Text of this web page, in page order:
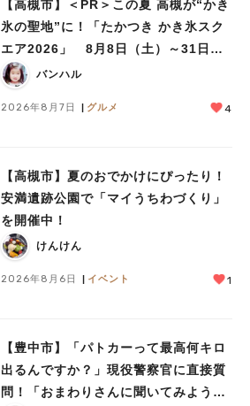
【高槻市】＜PR＞この夏 高槻が“かき
氷の聖地”に！「たかつき かき氷スク
エア2026」 8月8日（土）～31日
（月）バンハル
2026年8月7日 グルメ 4
【高槻市】夏のおでかけにぴったり！
安満遺跡公園で「マイうちわづくり」
を開催中！
けんけん
2026年8月6日 イベント 1
【豊中市】「パトカーって最高何キロ
出るんですか？」現役警察官に直接質
問！「おまわりさんに聞いてみよう」
人気のキーワード